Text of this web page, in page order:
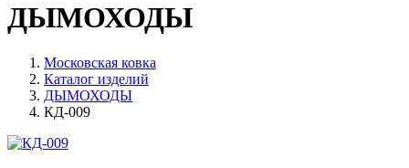
ДЫМОХОДЫ
Московская ковка
Каталог изделий
ДЫМОХОДЫ
КД-009